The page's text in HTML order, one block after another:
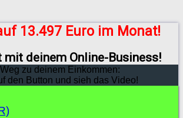
13.497 Euro im Monat!
mit deinem Online-Business!
zu deinem Einkommen:
den Button und sieh das Video!